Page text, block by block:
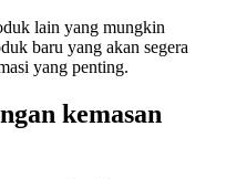
lain yang mungkin
baru yang akan segera
yang penting.
kemasan